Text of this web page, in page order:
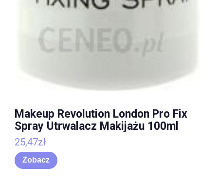
Makeup Revolution London Pro Fix
Spray Utrwalacz Makijażu 100ml
25,47zł
Zobacz